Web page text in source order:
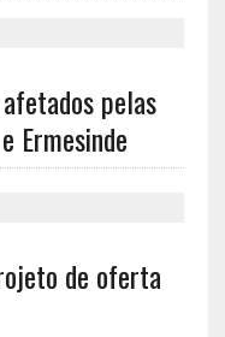
pelas
Ermesinde
de oferta